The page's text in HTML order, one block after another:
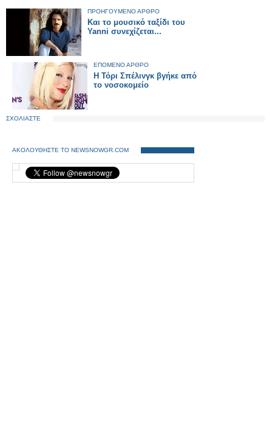
ΠΡΟΗΓΟΥΜΕΝΟ ΑΡΘΡΟ
Και το μουσικό ταξίδι του
Yanni συνεχίζεται...
ΕΠΟΜΕΝΟ ΑΡΘΡΟ
Η Τόρι Σπέλινγκ βγήκε από
το νοσοκομείο
ΣΧΟΛΙΑΣΤΕ
ΑΚΟΛΟΥΘΗΣΤΕ ΤΟ NEWSNOWGR.COM